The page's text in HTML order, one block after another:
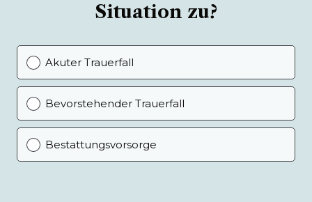
Situation zu?
Akuter Trauerfall
Bevorstehender Trauerfall
Bestattungsvorsorge